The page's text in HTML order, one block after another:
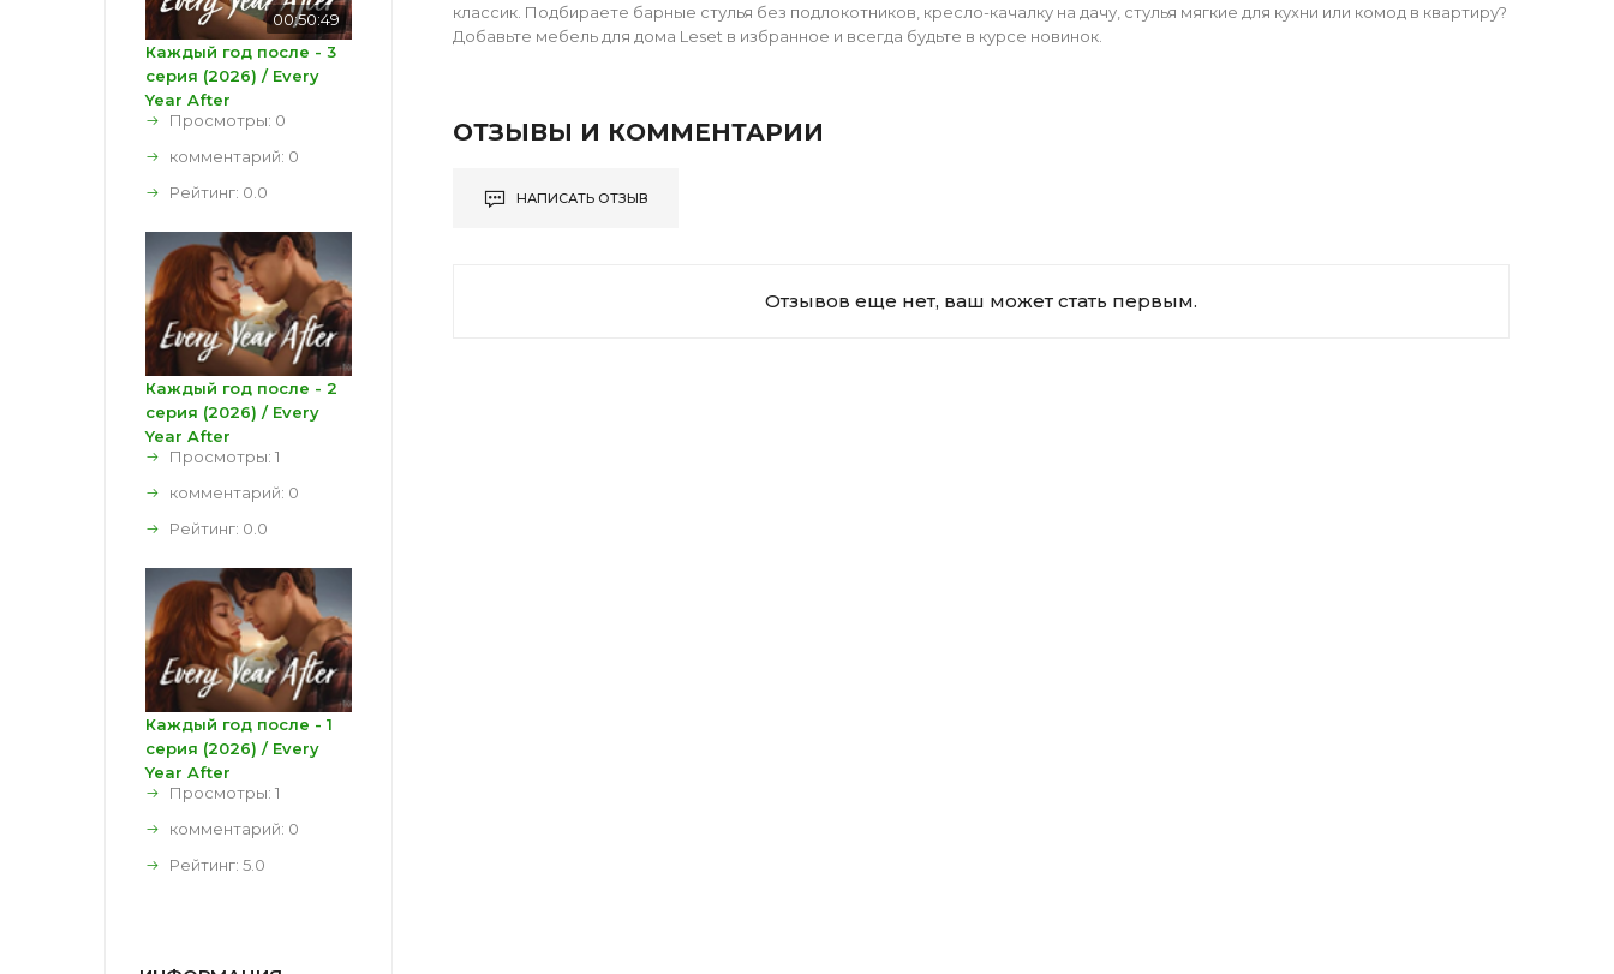
классик. Подбираете барные стулья без подлокотников, кресло-качалку на дачу, стулья мягкие для кухни или комод в квартиру?
Добавьте мебель для дома Leset в избранное и всегда будьте в курсе новинок.
ОТЗЫВЫ И КОММЕНТАРИИ
НАПИСАТЬ ОТЗЫВ
Отзывов еще нет, ваш может стать первым.
00:50:49
Каждый год после - 3
серия (2026) / Every
Year After
Просмотры: 0
комментарий: 0
Рейтинг: 0.0
Каждый год после - 2
серия (2026) / Every
Year After
Просмотры: 1
комментарий: 0
Рейтинг: 0.0
Каждый год после - 1
серия (2026) / Every
Year After
Просмотры: 1
комментарий: 0
Рейтинг: 5.0